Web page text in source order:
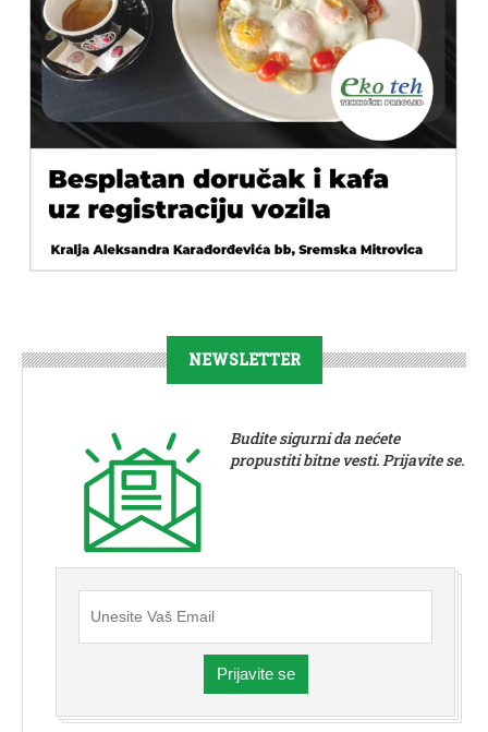
NEWSLETTER
Budite sigurni da nećete
propustiti bitne vesti. Prijavite se.
Prijavite se